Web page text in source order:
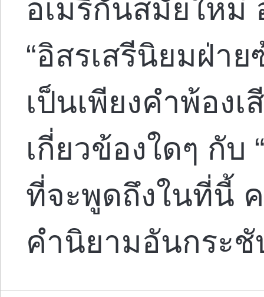
อเมริกันสมัยใหม่
“อิสรเสรีนิยมฝ่า
เป็นเพียงคำพ้อง
เกี่ยวข้องใดๆ กับ
ที่จะพูดถึงในที่นี้
คำนิยามอันกระ